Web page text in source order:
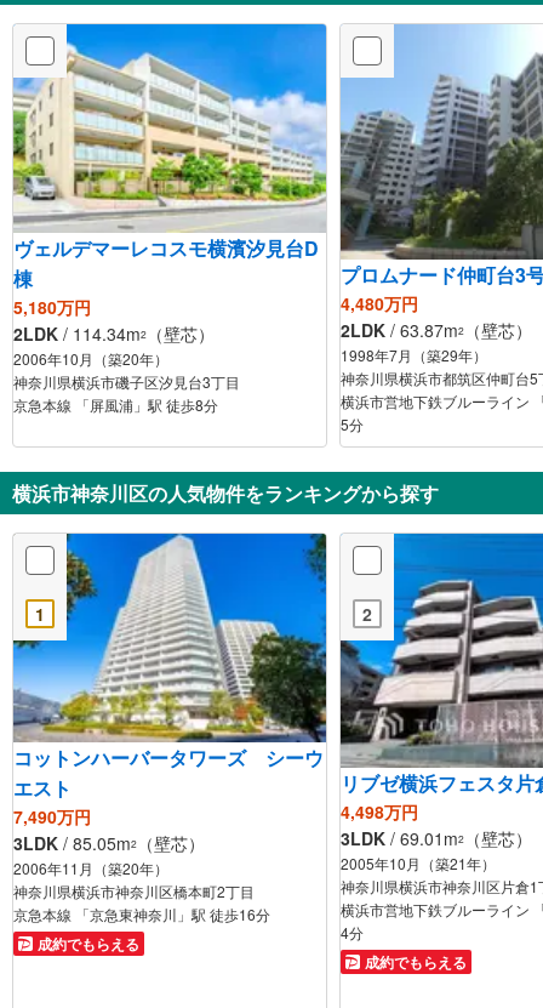
ヴェルデマーレコスモ横濱汐見台D
棟
5,180万円
2LDK / 114.34m2 （壁芯）
2006年10月（築20年）
神奈川県横浜市磯子区汐見台3丁目
京急本線 「屏風浦」駅 徒歩8分
プロムナード仲町台3
4,480万円
2LDK / 63.87m2 （壁芯）
1998年7月（築29年）
神奈川県横浜市都筑区仲町台5
横浜市営地下鉄ブルーライン
5分
横浜市神奈川区の人気物件をランキングから探す
1
コットンハーバータワーズ シーウ
エスト
7,490万円
3LDK / 85.05m2 （壁芯）
2006年11月（築20年）
神奈川県横浜市神奈川区橋本町2丁目
京急本線 「京急東神奈川」駅 徒歩16分
成約でもらえる
2
リブゼ横浜フェスタ片
4,498万円
3LDK / 69.01m2 （壁芯）
2005年10月（築21年）
神奈川県横浜市神奈川区片倉1
横浜市営地下鉄ブルーライン
4分
成約でもらえる